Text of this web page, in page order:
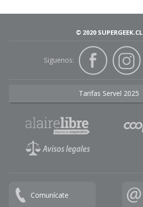
© 2020 SUPERGEEK.CL
Siguenos:
Tarifas Servel 2025
Comunícate